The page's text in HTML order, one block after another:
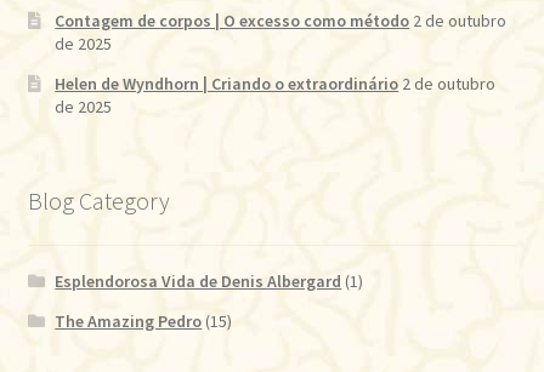
Contagem de corpos | O excesso como método 2 de outubro
de 2025
Helen de Wyndhorn | Criando o extraordinário 2 de outubro
de 2025
Blog Category
Esplendorosa Vida de Denis Albergard (1)
The Amazing Pedro (15)